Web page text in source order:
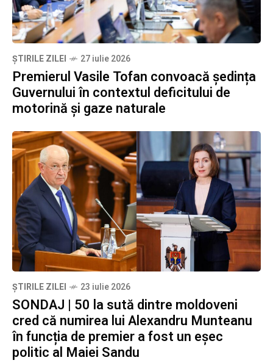
ȘTIRILE ZILEI 27 iulie 2026
Premierul Vasile Tofan convoacă ședința
Guvernului în contextul deficitului de
motorină și gaze naturale
ȘTIRILE ZILEI 23 iulie 2026
SONDAJ | 50 la sută dintre moldoveni
cred că numirea lui Alexandru Munteanu
în funcția de premier a fost un eșec
politic al Maiei Sandu